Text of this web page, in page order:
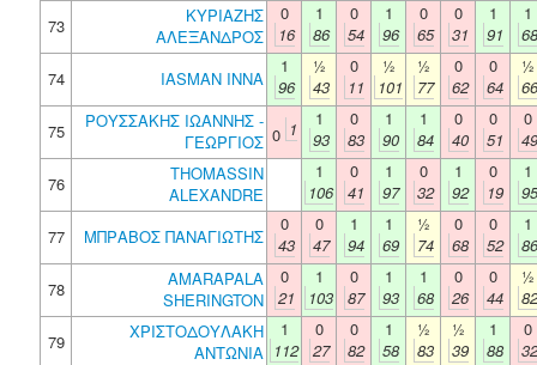
73
ΚΥΡΙΑΖΗΣ
ΑΛΕΞΑΝΔΡΟΣ
0
16
1
86
0
54
1
96
0
65
0
31
1
91
1
68
74
IASMAN INNA
1
96
½
43
0
11
½
101
½
77
0
62
0
64
½
66
75
ΡΟΥΣΣΑΚΗΣ ΙΩΑΝΝΗΣ -
ΓΕΩΡΓΙΟΣ 0 1
1
93
0
83
1
90
1
84
0
40
0
51
0
49
76
THOMASSIN
ALEXANDRE
1
106
0
41
1
97
0
32
1
92
0
19
1
95
77
ΜΠΡΑΒΟΣ ΠΑΝΑΓΙΩΤΗΣ
0
43
0
47
1
94
1
69
½
74
0
68
0
52
1
86
78
AMARAPALA
SHERINGTON
0
21
1
103
0
87
1
93
1
68
0
26
0
44
½
82
79
ΧΡΙΣΤΟΔΟΥΛΑΚΗ
ΑΝΤΩΝΙΑ
1
112
0
27
0
82
1
58
½
83
½
39
1
88
0
32